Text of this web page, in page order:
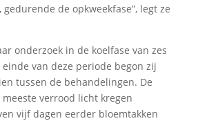
de opkweekfase”, legt ze
onderzoek in de koelfase van zes
van deze periode begon zij
tussen de behandelingen. De
verrood licht kregen
vijf dagen eerder bloemtakken